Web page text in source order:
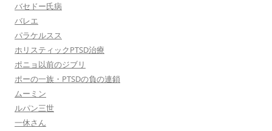
バセドー氏病
バレエ
パラケルスス
ホリスティックPTSD治療
ポニョ以前のジブリ
ポーの一族・PTSDの負の連鎖
ムーミン
ルパン三世
一休さん